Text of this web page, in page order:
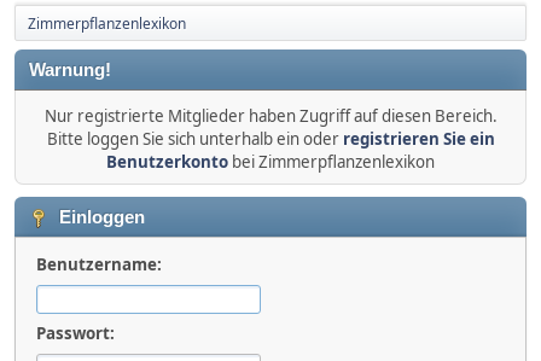
Zimmerpflanzenlexikon
Warnung!
Nur registrierte Mitglieder haben Zugriff auf diesen Bereich.
Bitte loggen Sie sich unterhalb ein oder registrieren Sie ein
Benutzerkonto bei Zimmerpflanzenlexikon
Einloggen
Benutzername:
Passwort: